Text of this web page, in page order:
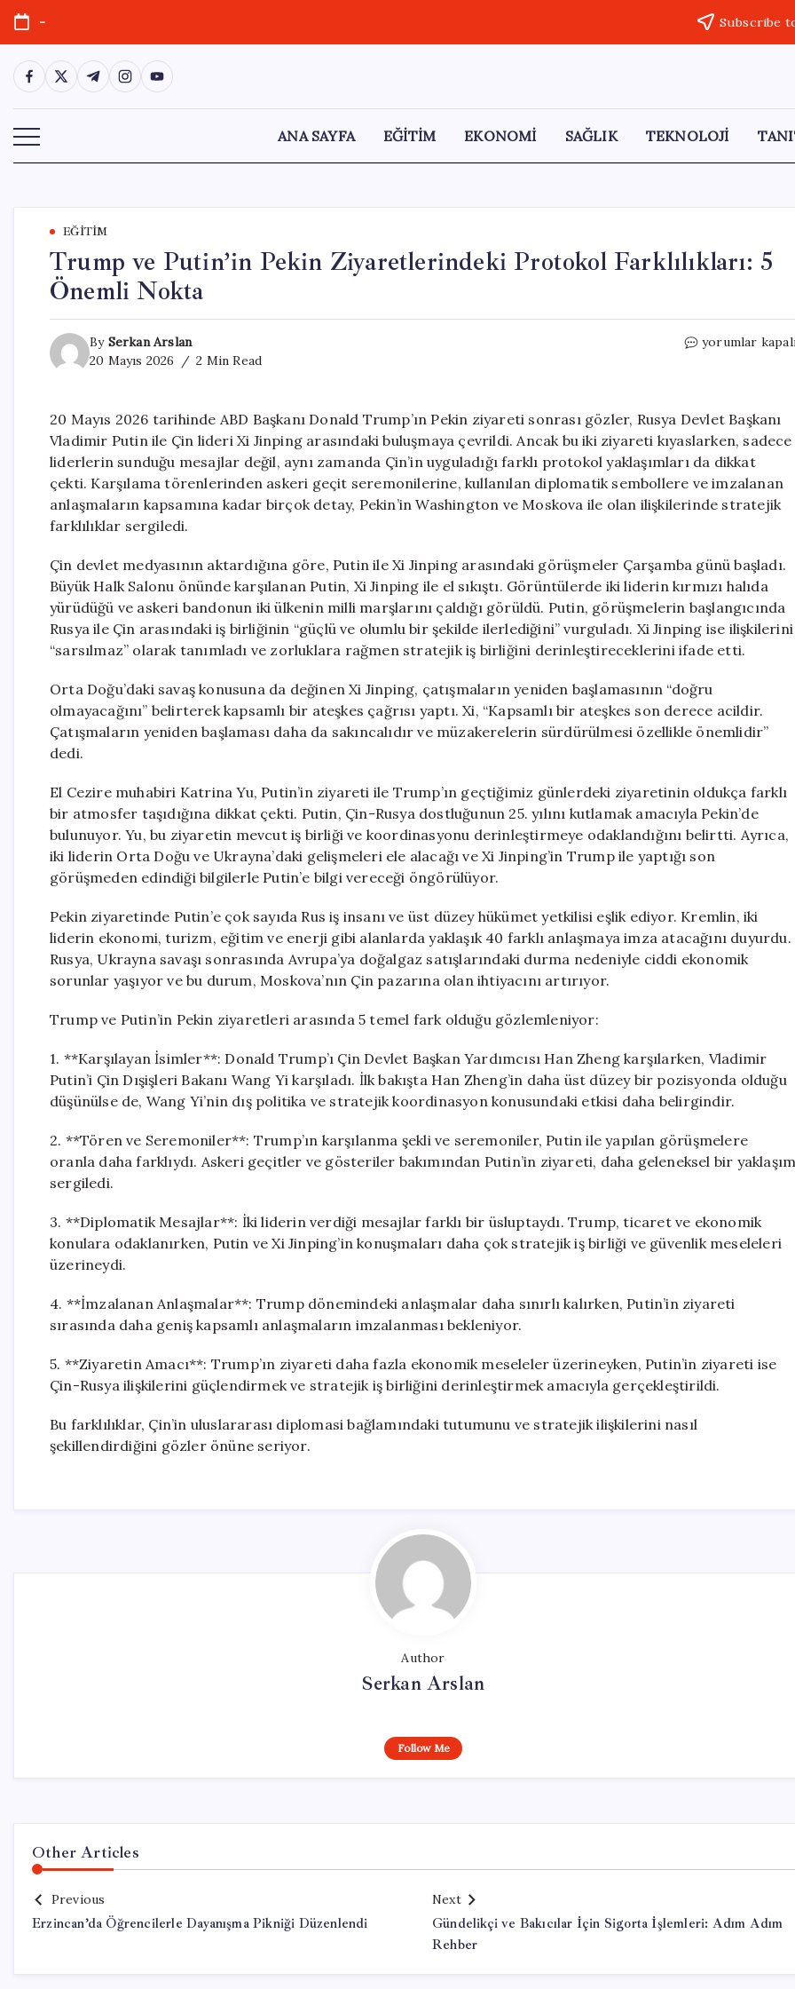
Skip
content
- Subscribe
https://www.facebook.com/
https://twitter.com/
https://t.me/
https://www.instagram.com/
https://youtube.com/
ANA SAYFA EĞİTİM EKONOMİ SAĞLIK TEKNOLOJİ
EĞITIM
Trump ve Putin’in Pekin Ziyaretlerindeki Protokol Farklılıkları: 5
Önemli Nokta
By Serkan Arslan
20 Mayıs 2026
2 Min Read
Trump
Ziyaretlerindeki
Protokol
Farklılıkları:
5
Önemli
Nokta
yorumlar
20 Mayıs 2026 tarihinde ABD Başkanı Donald Trump’ın Pekin ziyareti sonrası gözler, Rusya Devlet Başkanı
Vladimir Putin ile Çin lideri Xi Jinping arasındaki buluşmaya çevrildi. Ancak bu iki ziyareti kıyaslarken, sadece
liderlerin sunduğu mesajlar değil, aynı zamanda Çin’in uyguladığı farklı protokol yaklaşımları da dikkat
çekti. Karşılama törenlerinden askeri geçit seremonilerine, kullanılan diplomatik sembollere ve imzalanan
anlaşmaların kapsamına kadar birçok detay, Pekin’in Washington ve Moskova ile olan ilişkilerinde stratejik
farklılıklar sergiledi.
Çin devlet medyasının aktardığına göre, Putin ile Xi Jinping arasındaki görüşmeler Çarşamba günü başladı.
Büyük Halk Salonu önünde karşılanan Putin, Xi Jinping ile el sıkıştı. Görüntülerde iki liderin kırmızı halıda
yürüdüğü ve askeri bandonun iki ülkenin milli marşlarını çaldığı görüldü. Putin, görüşmelerin başlangıcında
Rusya ile Çin arasındaki iş birliğinin “güçlü ve olumlu bir şekilde ilerlediğini” vurguladı. Xi Jinping ise ilişkilerini
“sarsılmaz” olarak tanımladı ve zorluklara rağmen stratejik iş birliğini derinleştireceklerini ifade etti.
Orta Doğu’daki savaş konusuna da değinen Xi Jinping, çatışmaların yeniden başlamasının “doğru
olmayacağını” belirterek kapsamlı bir ateşkes çağrısı yaptı. Xi, “Kapsamlı bir ateşkes son derece acildir.
Çatışmaların yeniden başlaması daha da sakıncalıdır ve müzakerelerin sürdürülmesi özellikle önemlidir”
dedi.
El Cezire muhabiri Katrina Yu, Putin’in ziyareti ile Trump’ın geçtiğimiz günlerdeki ziyaretinin oldukça farklı
bir atmosfer taşıdığına dikkat çekti. Putin, Çin-Rusya dostluğunun 25. yılını kutlamak amacıyla Pekin’de
bulunuyor. Yu, bu ziyaretin mevcut iş birliği ve koordinasyonu derinleştirmeye odaklandığını belirtti. Ayrıca,
iki liderin Orta Doğu ve Ukrayna’daki gelişmeleri ele alacağı ve Xi Jinping’in Trump ile yaptığı son
görüşmeden edindiği bilgilerle Putin’e bilgi vereceği öngörülüyor.
Pekin ziyaretinde Putin’e çok sayıda Rus iş insanı ve üst düzey hükümet yetkilisi eşlik ediyor. Kremlin, iki
liderin ekonomi, turizm, eğitim ve enerji gibi alanlarda yaklaşık 40 farklı anlaşmaya imza atacağını duyurdu.
Rusya, Ukrayna savaşı sonrasında Avrupa’ya doğalgaz satışlarındaki durma nedeniyle ciddi ekonomik
sorunlar yaşıyor ve bu durum, Moskova’nın Çin pazarına olan ihtiyacını artırıyor.
Trump ve Putin’in Pekin ziyaretleri arasında 5 temel fark olduğu gözlemleniyor:
1. **Karşılayan İsimler**: Donald Trump’ı Çin Devlet Başkan Yardımcısı Han Zheng karşılarken, Vladimir
Putin’i Çin Dışişleri Bakanı Wang Yi karşıladı. İlk bakışta Han Zheng’in daha üst düzey bir pozisyonda olduğu
düşünülse de, Wang Yi’nin dış politika ve stratejik koordinasyon konusundaki etkisi daha belirgindir.
2. **Tören ve Seremoniler**: Trump’ın karşılanma şekli ve seremoniler, Putin ile yapılan görüşmelere
oranla daha farklıydı. Askeri geçitler ve gösteriler bakımından Putin’in ziyareti, daha geleneksel bir yaklaşım
sergiledi.
3. **Diplomatik Mesajlar**: İki liderin verdiği mesajlar farklı bir üsluptaydı. Trump, ticaret ve ekonomik
konulara odaklanırken, Putin ve Xi Jinping’in konuşmaları daha çok stratejik iş birliği ve güvenlik meseleleri
üzerineydi.
4. **İmzalanan Anlaşmalar**: Trump dönemindeki anlaşmalar daha sınırlı kalırken, Putin’in ziyareti
sırasında daha geniş kapsamlı anlaşmaların imzalanması bekleniyor.
5. **Ziyaretin Amacı**: Trump’ın ziyareti daha fazla ekonomik meseleler üzerineyken, Putin’in ziyareti ise
Çin-Rusya ilişkilerini güçlendirmek ve stratejik iş birliğini derinleştirmek amacıyla gerçekleştirildi.
Bu farklılıklar, Çin’in uluslararası diplomasi bağlamındaki tutumunu ve stratejik ilişkilerini nasıl
şekillendirdiğini gözler önüne seriyor.
Author
Serkan Arslan
Follow Me
Other Articles
Previous
Erzincan’da Öğrencilerle Dayanışma Pikniği Düzenlendi
Next
Gündelikçi ve Bakıcılar İçin Sigorta İşlemleri: Adım Adım
Rehber